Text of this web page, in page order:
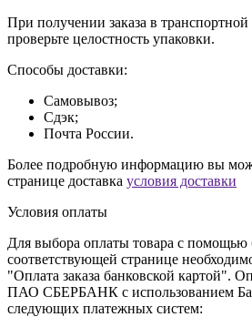
При получении заказа в
проверьте целостность упаковки.
Способы доставки:
Самовывоз;
Сдэк;
Почта России.
Более подробную информацию вы
странице доставка условия доставки
Условия оплаты
Для выбора оплаты товара с помощью
соответствующей странице
"Оплата заказа банковской картой".
ПАО СБЕРБАНК с использованием
следующих платежных систем: